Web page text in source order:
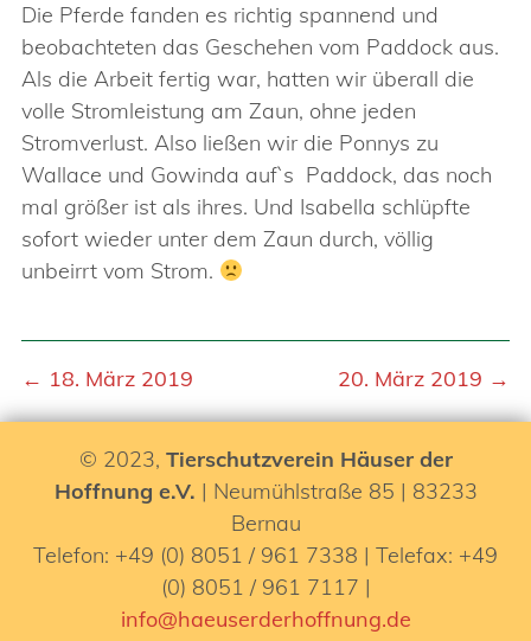
Die Pferde fanden es richtig spannend und
beobachteten das Geschehen vom Paddock aus.
Als die Arbeit fertig war, hatten wir überall die
volle Stromleistung am Zaun, ohne jeden
Stromverlust. Also ließen wir die Ponnys zu
Wallace und Gowinda auf`s Paddock, das noch
mal größer ist als ihres. Und Isabella schlüpfte
sofort wieder unter dem Zaun durch, völlig
unbeirrt vom Strom.
← 18. März 2019 20. März 2019 →
© 2023, Tierschutzverein Häuser der
Hoffnung e.V. | Neumühlstraße 85 | 83233
Bernau
Telefon: +49 (0) 8051 / 961 7338 | Telefax: +49
(0) 8051 / 961 7117 |
info@haeuserderhoffnung.de